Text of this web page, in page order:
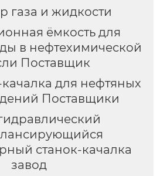
газа и жидкости
ёмкость для
в нефтехимической
Поставщик
для нефтяных
Поставщики
станок-качалка
завод